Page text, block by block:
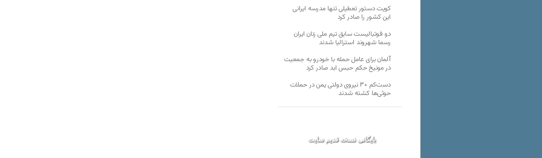
کویت دستور تعطیلی تنها مدرسه ایرانی
این کشور را صادر کرد
دو فوتبالیست سابق تیم ملی زنان ایران
رسما شهروند استرالیا شدند
آلمان برای عامل حمله با خودرو به جمعیت
در مونیخ حکم حبس ابد صادر کرد
دست‌کم ۳۰ نیروی دولتی یمن در حملات
حوثی‌ها کشته شدند
بایگانی نسخه قدیم سایت